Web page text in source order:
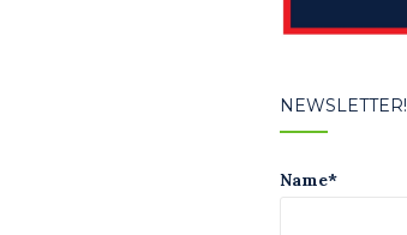
NEWSLETTER!
Name*